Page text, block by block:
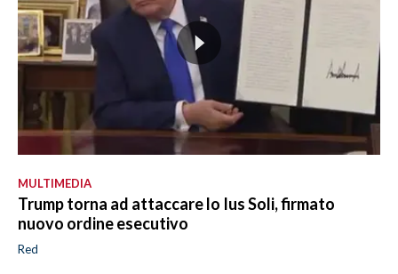
MULTIMEDIA
Trump torna ad attaccare lo Ius Soli, firmato
nuovo ordine esecutivo
Red